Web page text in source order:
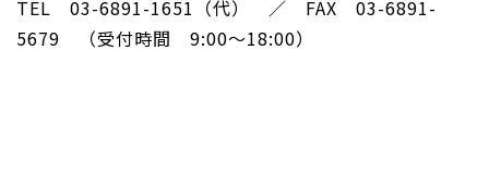
TEL 03-6891-1651（代） ／ FAX 03-6891-
5679 （受付時間 9:00～18:00）